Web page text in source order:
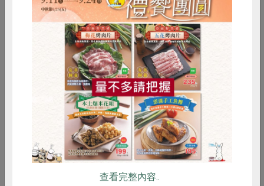
你可能有興趣的產品
嘉農酒莊 陳明旭(佳昌養蜂園)
RPET 食譜 減硝酸鹽
雞蛋 食安 共同購買
查看完整內容..